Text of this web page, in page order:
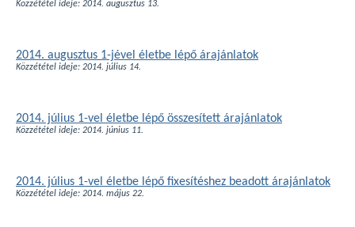
Közzététel ideje: 2014. augusztus 13.
2014. augusztus 1-jével életbe lépő árajánlatok
Közzététel ideje: 2014. július 14.
2014. július 1-vel életbe lépő összesített árajánlatok
Közzététel ideje: 2014. június 11.
2014. július 1-vel életbe lépő fixesítéshez beadott árajánlatok
Közzététel ideje: 2014. május 22.